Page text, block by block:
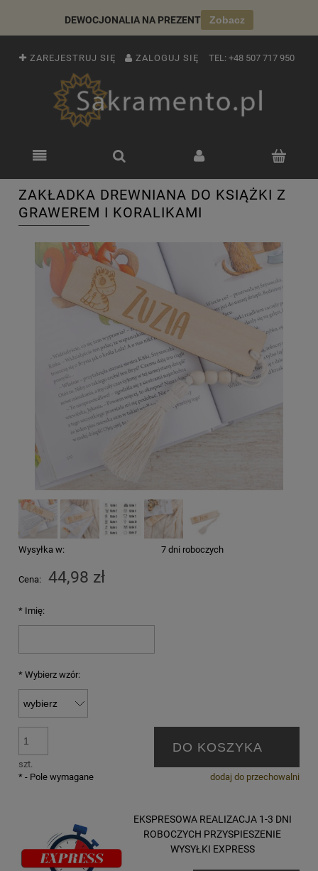
DEWOCJONALIA NA PREZENT Zobacz
ZAREJESTRUJ SIĘ ZALOGUJ SIĘ TEL: +48 507 717 950
ZAKŁADKA DREWNIANA DO KSIĄŻKI Z
GRAWEREM I KORALIKAMI
Wysyłka w: 7 dni roboczych
Cena: 44,98 zł
* Imię:
* Wybierz wzór:
szt.
DO KOSZYKA
dodaj do przechowalni
* - Pole wymagane
EKSPRESOWA REALIZACJA 1-3 DNI
ROBOCZYCH PRZYSPIESZENIE
WYSYŁKI EXPRESS